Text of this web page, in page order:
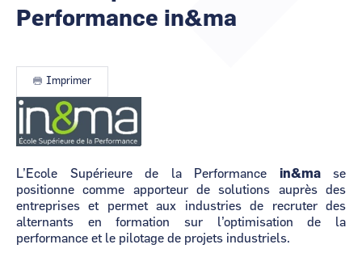
CCI Business
Occitanie
Pays de la Loire
CCI Business
Occitanie
Pays de la Loire
animateurs
Performance in&ma
Imprimer
Image
L’Ecole Supérieure de la Performance in&mase
positionne comme apporteur de solutions auprès des
entreprises et permet aux industries de recruter des
alternants en formation sur l’optimisation de la
performance et le pilotage de projets industriels.